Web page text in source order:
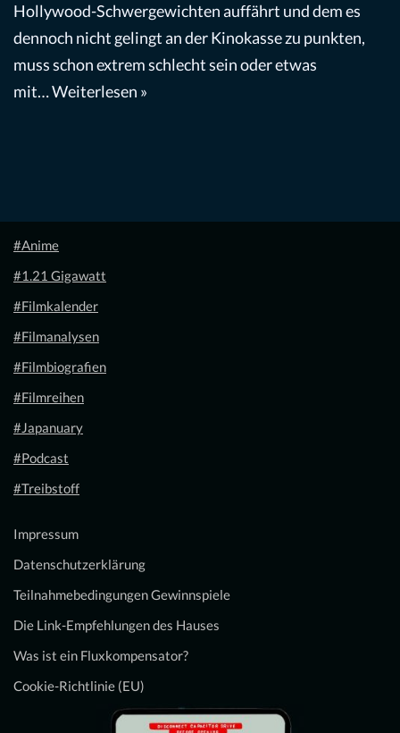
Hollywood-Schwergewichten auffährt und dem es
dennoch nicht gelingt an der Kinokasse zu punkten,
muss schon extrem schlecht sein oder etwas
mit…Weiterlesen »
#Anime
#1.21 Gigawatt
#Filmkalender
#Filmanalysen
#Filmbiografien
#Filmreihen
#Japanuary
#Podcast
#Treibstoff
Impressum
Datenschutzerklärung
Teilnahmebedingungen Gewinnspiele
Die Link-Empfehlungen des Hauses
Was ist ein Fluxkompensator?
Cookie-Richtlinie (EU)